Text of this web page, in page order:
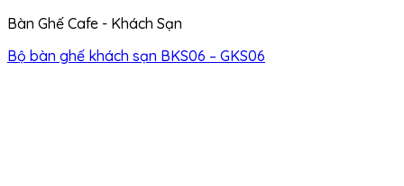
Bàn Ghế Cafe - Khách Sạn
Bộ bàn ghế khách sạn BKS06 – GKS06